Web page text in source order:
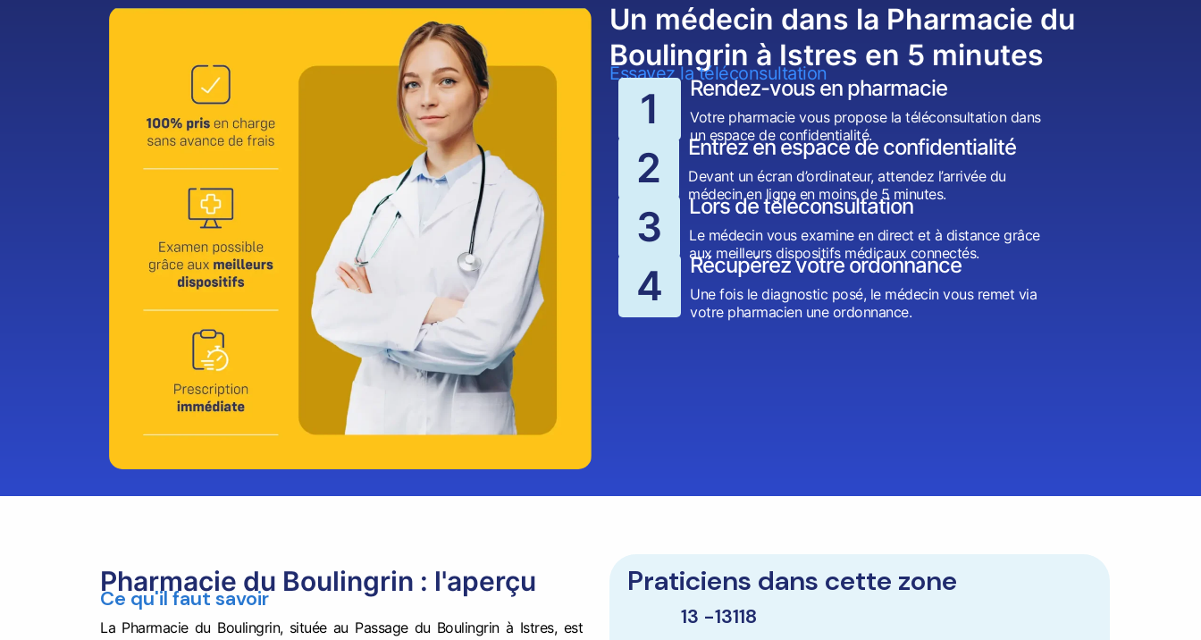
Un médecin dans la Pharmacie du
Boulingrin à Istres en 5 minutes
Essayez la téléconsultation
1 Rendez-vous en pharmacie
Votre pharmacie vous propose la téléconsultation dans
un espace de confidentialité.
2 Entrez en espace de confidentialité
Devant un écran d’ordinateur, attendez l’arrivée du
médecin en ligne en moins de 5 minutes.
3 Lors de téléconsultation
Le médecin vous examine en direct et à distance grâce
aux meilleurs dispositifs médicaux connectés.
4 Récupérez votre ordonnance
Une fois le diagnostic posé, le médecin vous remet via
votre pharmacien une ordonnance.
Pharmacie du Boulingrin : l'aperçu
Ce qu'il faut savoir
La Pharmacie du Boulingrin, située au Passage du Boulingrin à Istres, est
Praticiens dans cette zone
13 -13118